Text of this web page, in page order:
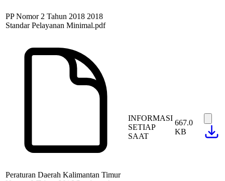
PP Nomor 2 Tahun 2018 2018
Standar Pelayanan Minimal.pdf
Peraturan Daerah Kalimantan Timur
INFORMASI
SETIAP
SAAT
667.0
KB